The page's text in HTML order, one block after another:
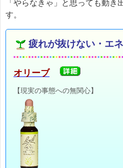
「やらなきゃ」と思っても動き
す。
疲れが抜けない・エ
オリーブ
【現実の事態への無関心】